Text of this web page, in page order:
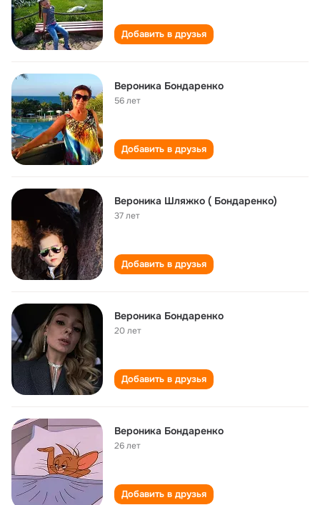
Добавить в друзья
Вероника Бондаренко
56 лет
Добавить в друзья
Вероника Шляжко ( Бондаренко)
37 лет
Добавить в друзья
Вероника Бондаренко
20 лет
Добавить в друзья
Вероника Бондаренко
26 лет
Добавить в друзья